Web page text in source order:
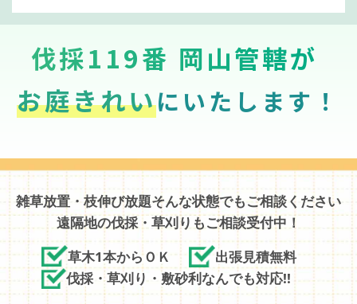
伐採119番 岡山管轄が
お庭きれいにいたします！
雑草放置・枝伸び放題そんな状態でもご相談ください
遠隔地の伐採・草刈りもご相談受付中！
草木1本からＯＫ
出張見積無料
伐採・草刈り・敷砂利なんでも対応!!